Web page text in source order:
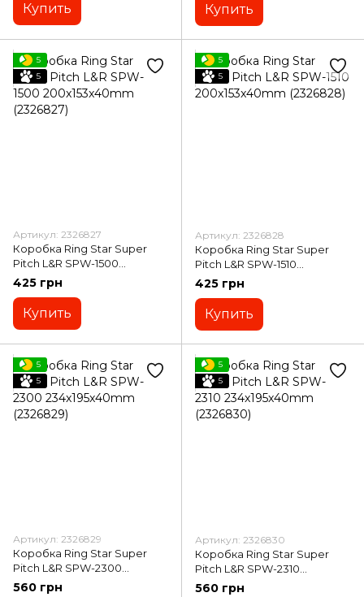
Купить Купить
5
5
Артикул: 2326827
Коробка Ring Star Super
Pitch L&R SPW-1500
200x153x40mm (2326827)
425 грн
Купить
5
5
Артикул: 2326828
Коробка Ring Star Super
Pitch L&R SPW-1510
200x153x40mm (2326828)
425 грн
Купить
5
5
Артикул: 2326829
Коробка Ring Star Super
Pitch L&R SPW-2300
234x195x40mm (2326829)
560 грн
5
5
Артикул: 2326830
Коробка Ring Star Super
Pitch L&R SPW-2310
234x195x40mm (2326830)
560 грн